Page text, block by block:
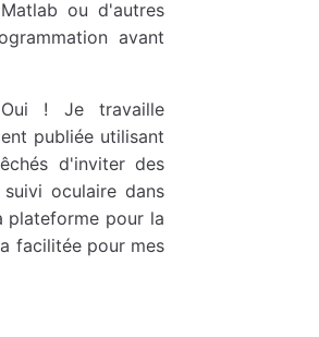
ou d'autres
avant
! Je travaille
publiée utilisant
d'inviter des
oculaire dans
plateforme pour la
facilitée pour mes